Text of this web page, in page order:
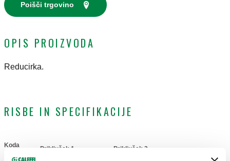
Poišči trgovino
OPIS PROIZVODA
Reducirka.
RISBE IN SPECIFIKACIJE
Koda
Priključek 1 Priključek 2